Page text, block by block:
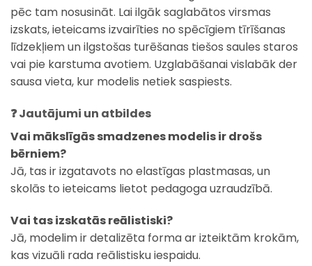
pēc tam nosusināt. Lai ilgāk saglabātos virsmas
izskats, ieteicams izvairīties no spēcīgiem tīrīšanas
līdzekļiem un ilgstošas turēšanas tiešos saules staros
vai pie karstuma avotiem. Uzglabāšanai vislabāk der
sausa vieta, kur modelis netiek saspiests.
❓ Jautājumi un atbildes
Vai mākslīgās smadzenes modelis ir drošs
bērniem?
Jā, tas ir izgatavots no elastīgas plastmasas, un
skolās to ieteicams lietot pedagoga uzraudzībā.
Vai tas izskatās reālistiski?
Jā, modelim ir detalizēta forma ar izteiktām krokām,
kas vizuāli rada reālistisku iespaidu.